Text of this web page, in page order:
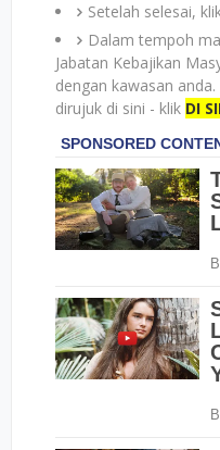
Setelah selesai,
Dalam tempoh
Jabatan Kebajikan
dengan kawasan
dirujuk di sini - klik DI